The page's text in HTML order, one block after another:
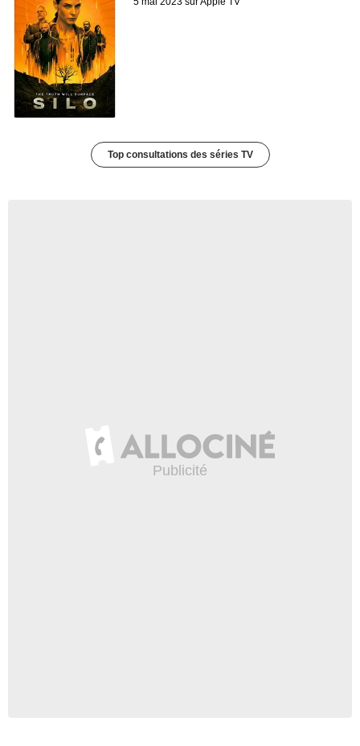
Top consultations des séries TV